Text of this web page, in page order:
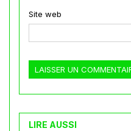
Site web
LIRE AUSSI